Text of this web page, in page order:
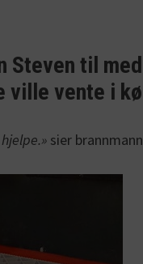
Steven til
ville vente i
sier